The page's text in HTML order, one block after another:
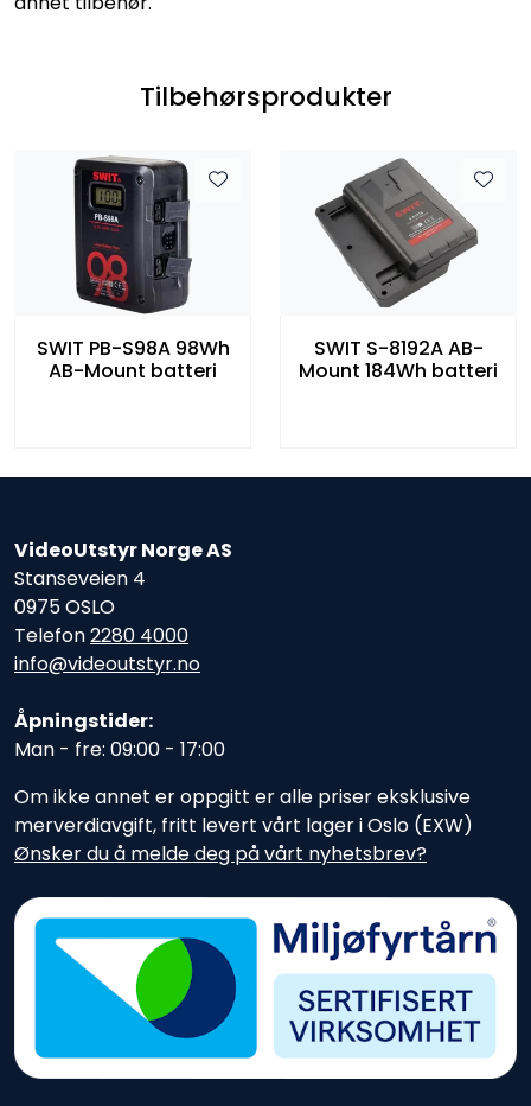
Tilbehørsprodukter
SWIT PB-S98A 98Wh
AB-Mount batteri
SWIT S-8192A AB-
Mount 184Wh batteri
VideoUtstyr Norge AS
Stanseveien 4
0975 OSLO
Telefon2280 4000
info@videoutstyr.no
Åpningstider:
Man - fre: 09:00 - 17:00
Om ikke annet er oppgitt er alle priser eksklusive
merverdiavgift, fritt levert vårt lager i Oslo (EXW)
Ønsker du å melde deg på vårt nyhetsbrev?